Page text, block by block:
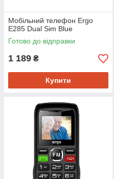
Мобiльний телефон Ergo
E285 Dual Sim Blue
Готово до відправки
1 189 ₴
Купити